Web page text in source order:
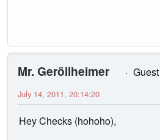
Mr. Geröllheimer
Guest
July 14, 2011, 20:14:20
Hey Checks (hohoho),